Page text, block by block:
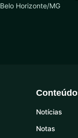
Horizonte/MG
Notícias
Notas